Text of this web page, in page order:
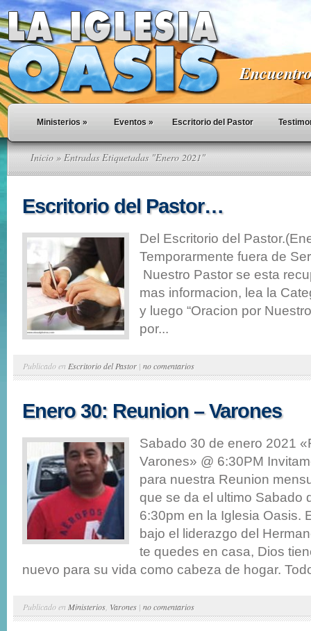
Ministerios » Eventos » Escritorio del Pastor
Inicio » Entradas Etiquetadas "Enero 2021"
Escritorio del Pastor…
Del Escritorio del
Temporarmente fuera de
Nuestro Pastor se esta
mas informacion, lea la
y luego “Oracion por
por...
Publicado en Escritorio del Pastor | no comentarios
Enero 30: Reunion – Varones
Sabado 30 de enero 2021
Varones» @ 6:30PM
para nuestra Reunion
que se da el ultimo Sabado
6:30pm en la Iglesia Oasis.
bajo el liderazgo del
te quedes en casa, Dios
nuevo para su vida como cabeza de hogar.
Publicado en Ministerios Varones | no comentarios